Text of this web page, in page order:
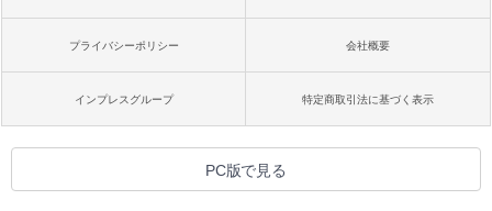
プライバシーポリシー 会社概要
インプレスグループ 特定商取引法に基づく表示
PC版で見る